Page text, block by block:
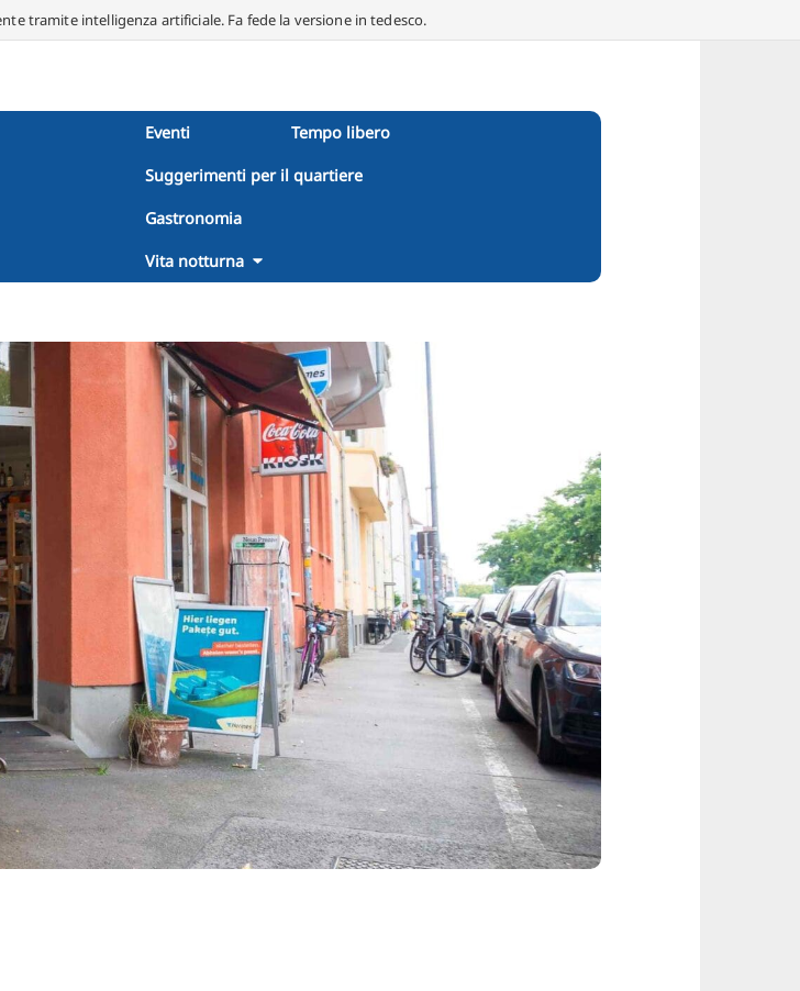
tramite intelligenza artificiale. Fa fede la versione in tedesco.
Eventi Tempo libero
Suggerimenti per il quartiere
Gastronomia
Vita notturna